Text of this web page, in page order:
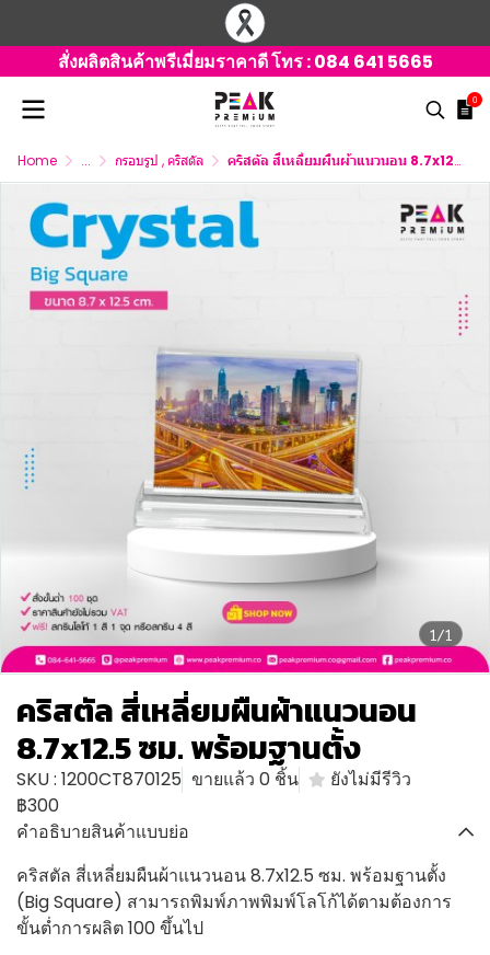
สั่งผลิตสินค้าพรีเมี่ยมราคาดี โทร :084 641 5665
0
Home ... กรอบรูป , คริสตัล คริสตัล สี่เหลี่ยมผืนผ้าแนวนอน 8.7x12.5 ซม. พร้อมฐานตั้ง
1/1
คริสตัล สี่เหลี่ยมผืนผ้าแนวนอน
8.7x12.5 ซม. พร้อมฐานตั้ง
SKU : 1200CT870125 ขายแล้ว 0 ชิ้น
ยังไม่มีรีวิว
฿300
คำอธิบายสินค้าแบบย่อ
คริสตัล สี่เหลี่ยมผืนผ้าแนวนอน 8.7x12.5 ซม. พร้อมฐานตั้ง
(Big Square) สามารถพิมพ์ภาพพิมพ์โลโก้ได้ตามต้องการ
ขั้นต่ำการผลิต 100 ขึ้นไป